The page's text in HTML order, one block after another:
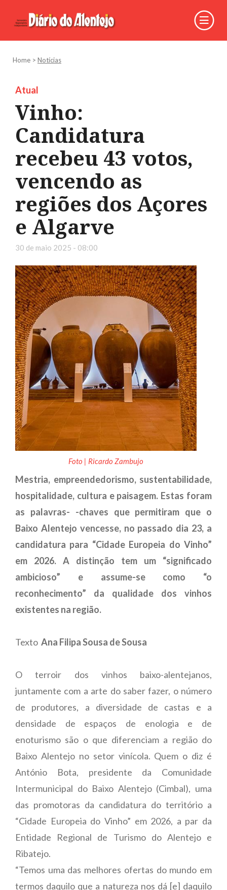
Home > Notícias
Atual
Vinho:
Candidatura
recebeu 43 votos,
vencendo as
regiões dos Açores
e Algarve
30 de maio 2025 - 08:00
Foto | Ricardo Zambujo
Mestria, empreendedorismo, sustentabilidade,
hospitalidade, cultura e paisagem. Estas foram
as palavras- -chaves que permitiram que o
Baixo Alentejo vencesse, no passado dia 23, a
candidatura para “Cidade Europeia do Vinho”
em 2026. A distinção tem um “significado
ambicioso” e assume-se como “o
reconhecimento” da qualidade dos vinhos
existentes na região.
Texto Ana Filipa Sousa de Sousa
O terroir dos vinhos baixo-alentejanos,
juntamente com a arte do saber fazer, o número
de produtores, a diversidade de castas e a
densidade de espaços de enologia e de
enoturismo são o que diferenciam a região do
Baixo Alentejo no setor vinícola. Quem o diz é
António Bota, presidente da Comunidade
Intermunicipal do Baixo Alentejo (Cimbal), uma
das promotoras da candidatura do território a
“Cidade Europeia do Vinho” em 2026, a par da
Entidade Regional de Turismo do Alentejo e
Ribatejo.
“Temos uma das melhores ofertas do mundo em
termos daquilo que a natureza nos dá [e] daquilo